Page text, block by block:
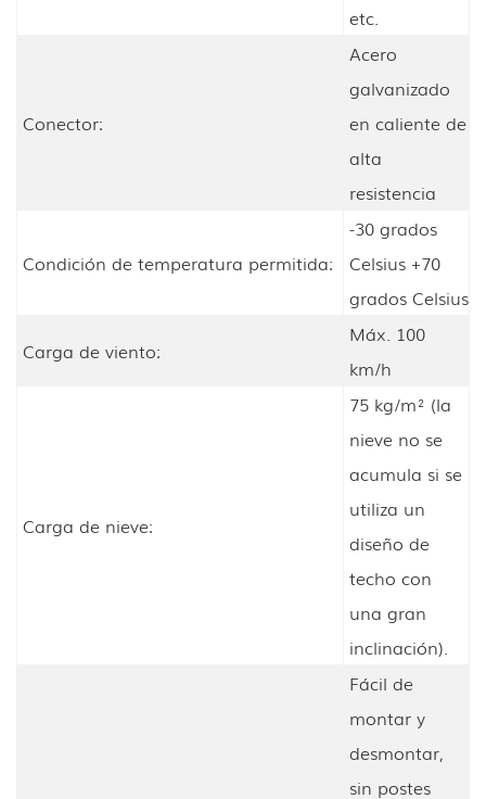
etc.
Conector:
Acero
galvanizado
en caliente de
alta
resistencia
Condición de temperatura permitida:
-30 grados
Celsius +70
grados Celsius
Carga de viento:
Máx. 100
km/h
Carga de nieve:
75 kg/m² (la
nieve no se
acumula si se
utiliza un
diseño de
techo con
una gran
inclinación).
Fácil de
montar y
desmontar,
sin postes